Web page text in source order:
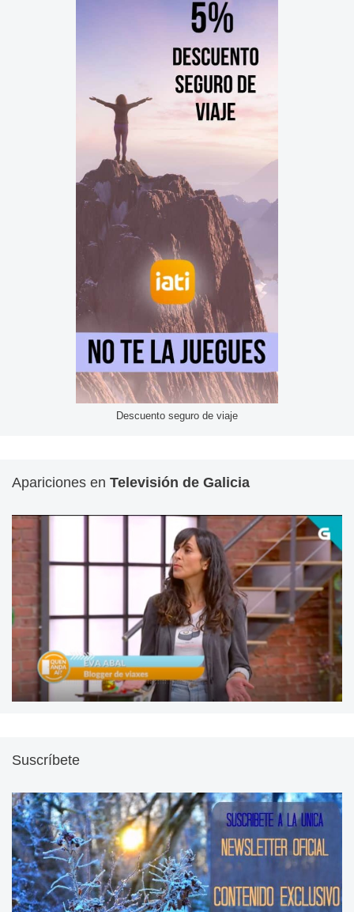
Descuento seguro de viaje
Apariciones en Televisión de Galicia
Suscríbete